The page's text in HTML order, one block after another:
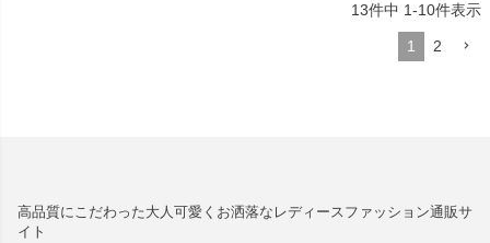
13件中 1-10件表示
1 2
高品質にこだわった大人可愛くお洒落なレディースファッション通販サ
イト